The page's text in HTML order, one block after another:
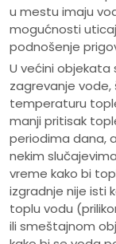
u mestu imaju
mogućnosti
podnošenje
U većini objekata
zagrevanje
temperaturu
manji pritisak
periodima dana,
nekim
vreme kako bi
izgradnje nije isti
toplu vodu
ili smeštajnom